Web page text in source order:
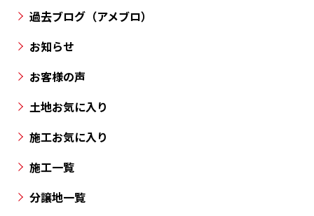
亀
市・
松
市
香
の
過去ブログ（アメブロ）
お知らせ
お客様の声
土地お気に入り
施工お気に入り
施工一覧
分譲地一覧